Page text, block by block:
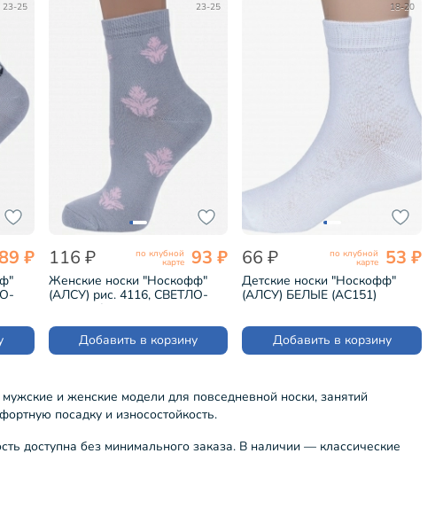
23-25
₽
23-25
116 ₽ по клубной
карте 93 ₽
Женские носки "Носкофф"
(АЛСУ) рис. 4116, СВЕТЛО-
СЕРЫЕ (ФС96)
Добавить в корзину
18-20
66 ₽ по клубной
карте 53 ₽
Детские носки "Носкофф"
(АЛСУ) БЕЛЫЕ (АС151)
Добавить в корзину
и женские модели для повседневной носки, занятий
посадку и износостойкость.
доступна без минимального заказа. В наличии — классические